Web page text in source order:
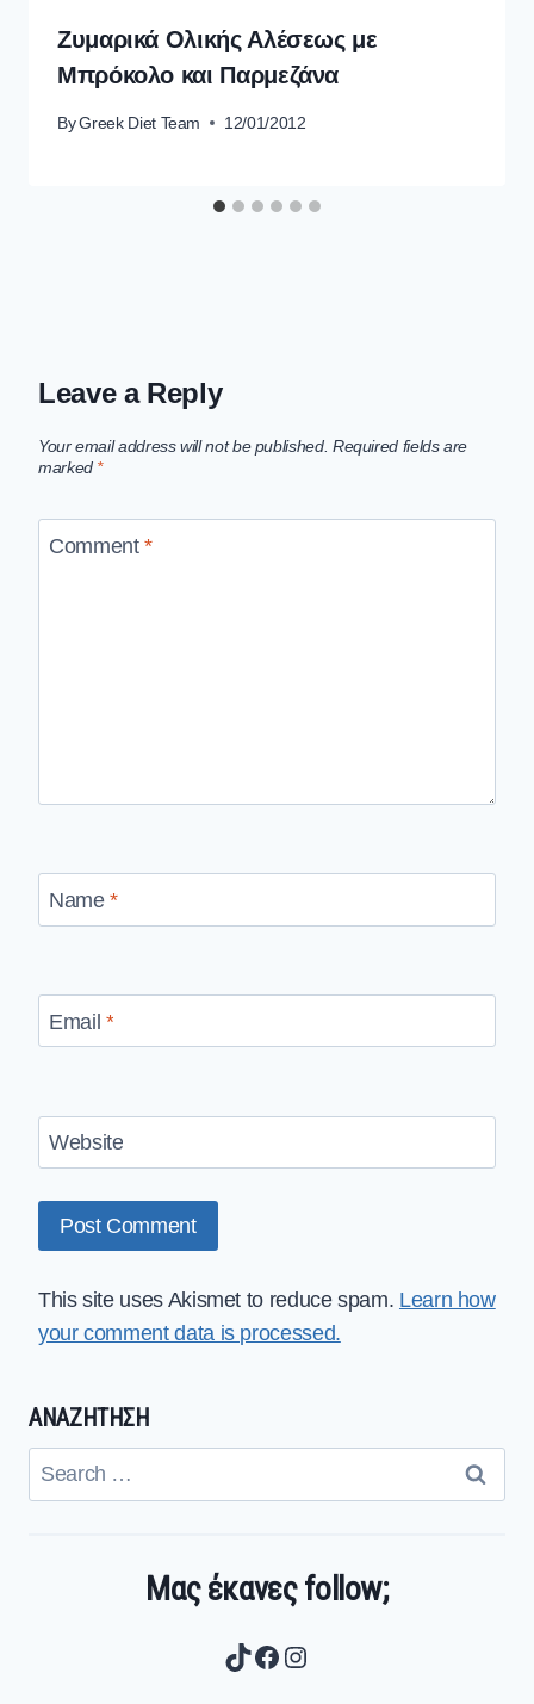
Ζυμαρικά Ολικής Αλέσεως με
Μπρόκολο και Παρμεζάνα
ByGreek Diet Team 12/01/2012
Leave a Reply
Your email address will not be published. Required fields are
marked *
Comment*
Name*
Email *
Website
This site uses Akismet to reduce spam. Learn how
your comment data is processed.
ΑΝΑΖΗΤΗΣΗ
Search
for:
Μας έκανες follow;
TikTok
Facebook
Instagram